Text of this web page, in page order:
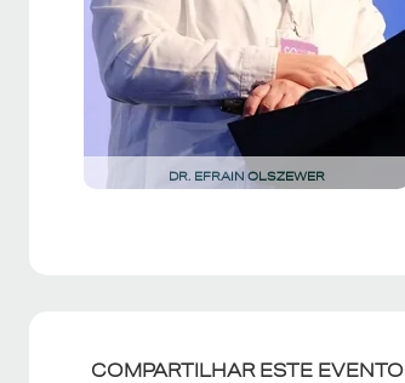
DR. EFRAIN OLSZEWER
COMPARTILHAR ESTE EVENTO